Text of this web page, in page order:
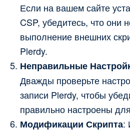
Если на вашем сайте
CSP, убедитесь, что они
выполнение внешних
Plerdy.
Неправильные
Дважды проверьте
записи Plerdy, чтобы
правильно настроены
Модификации Скрипта: